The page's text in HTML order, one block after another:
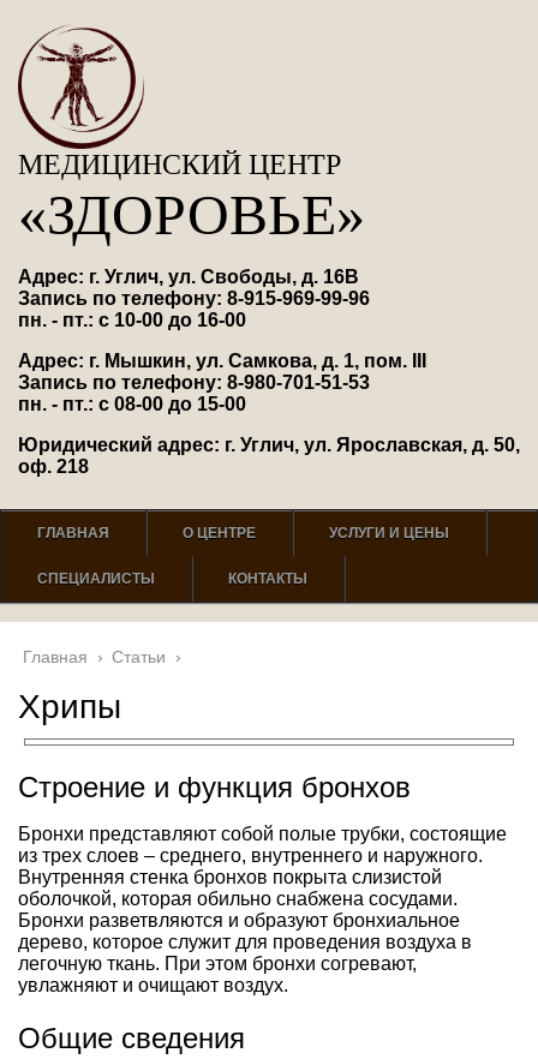
МЕДИЦИНСКИЙ ЦЕНТР
«ЗДОРОВЬЕ»
Адрес: г. Углич, ул. Свободы, д. 16В
Запись по телефону: 8-915-969-99-96
пн. - пт.: с 10-00 до 16-00
Адрес: г. Мышкин, ул. Самкова, д. 1, пом. III
Запись по телефону: 8-980-701-51-53
пн. - пт.: с 08-00 до 15-00
Юридический адрес: г. Углич, ул. Ярославская, д. 50,
оф. 218
ГЛАВНАЯ О ЦЕНТРЕ УСЛУГИ И ЦЕНЫ
СПЕЦИАЛИСТЫ КОНТАКТЫ
Главная › Статьи ›
Хрипы
Строение и функция бронхов
Бронхи представляют собой полые трубки, состоящие
из трех слоев – среднего, внутреннего и наружного.
Внутренняя стенка бронхов покрыта слизистой
оболочкой, которая обильно снабжена сосудами.
Бронхи разветвляются и образуют бронхиальное
дерево, которое служит для проведения воздуха в
легочную ткань. При этом бронхи согревают,
увлажняют и очищают воздух.
Общие сведения